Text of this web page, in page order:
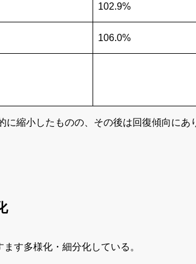
102.9%
106.0%
に縮小したものの、その後は回復傾向にあ
す多様化・細分化している。